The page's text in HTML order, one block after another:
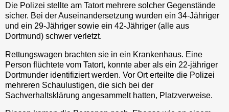
Die Polizei stellte am Tatort mehrere solcher Gegenstände
sicher. Bei der Auseinandersetzung wurden ein 34-Jähriger
und ein 29-Jähriger sowie ein 42-Jähriger (alle aus
Dortmund) schwer verletzt.
Rettungswagen brachten sie in ein Krankenhaus. Eine
Person flüchtete vom Tatort, konnte aber als ein 22-jähriger
Dortmunder identifiziert werden. Vor Ort erteilte die Polizei
mehreren Schaulustigen, die sich bei der
Sachverhaltsklärung angesammelt hatten, Platzverweise.